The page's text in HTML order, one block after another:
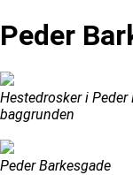
Peder
Hestedrosker i Peder
baggrunden
Peder Barkesgade